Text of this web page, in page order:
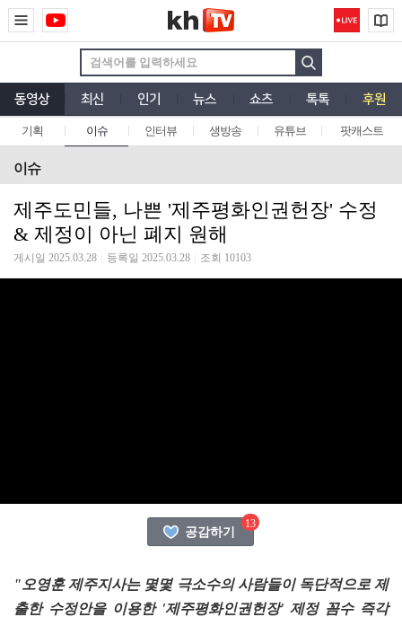
동영상 최신 인기 뉴스 쇼츠 톡톡 후원
기획 이슈 인터뷰 생방송 유튜브 팟캐스트
이슈
제주도민들, 나쁜 '제주평화인권헌장' 수정
& 제정이 아닌 폐지 원해
게시일 2025.03.28 등록일 2025.03.28 조회 10103
13
공감하기
"오영훈 제주지사는 몇몇 극소수의 사람들이 독단적으로 제
출한 수정안을 이용한 '제주평화인권헌장' 제정 꼼수 즉각